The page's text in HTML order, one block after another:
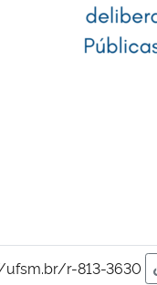
ufsm.br/r-813-3630